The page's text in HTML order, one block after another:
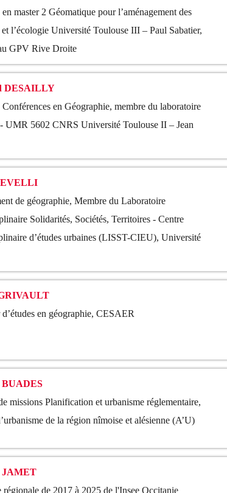
master 2 Géomatique pour l’aménagement des
l’écologie Université Toulouse III – Paul Sabatier,
GPV Rive Droite
DESAILLY
en Géographie, membre du laboratoire
UMR 5602 CNRS Université Toulouse II – Jean
de géographie, Membre du Laboratoire
Solidarités, Sociétés, Territoires - Centre
d’études urbaines (LISST-CIEU), Université
en géographie, CESAER
BUADES
missions Planification et urbanisme réglementaire,
de la région nîmoise et alésienne (A’U)
JAMET
de 2017 à 2025 de l'Insee Occitanie